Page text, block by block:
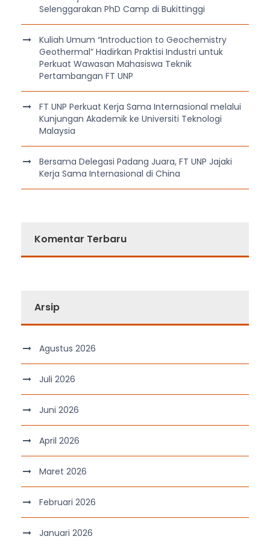
Selenggarakan PhD Camp di Bukittinggi
Kuliah Umum “Introduction to Geochemistry
Geothermal” Hadirkan Praktisi Industri untuk
Perkuat Wawasan Mahasiswa Teknik
Pertambangan FT UNP
FT UNP Perkuat Kerja Sama Internasional melalui
Kunjungan Akademik ke Universiti Teknologi
Malaysia
Bersama Delegasi Padang Juara, FT UNP Jajaki
Kerja Sama Internasional di China
Komentar Terbaru
Arsip
Agustus 2026
Juli 2026
Juni 2026
April 2026
Maret 2026
Februari 2026
Januari 2026